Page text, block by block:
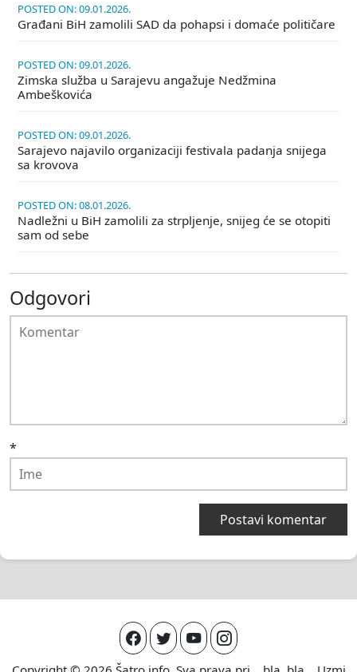
POSTED ON: 09.01.2026.
Građani BiH zamolili SAD da pohapsi i domaće političare
POSTED ON: 09.01.2026.
Zimska služba u Sarajevu angažuje Nedžmina
Ambeškovića
POSTED ON: 09.01.2026.
Sarajevo najavilo organizaciji festivala padanja snijega
sa krovova
POSTED ON: 08.01.2026.
Nadležni u BiH zamolili za strpljenje, snijeg će se otopiti
sam od sebe
Odgovori
*